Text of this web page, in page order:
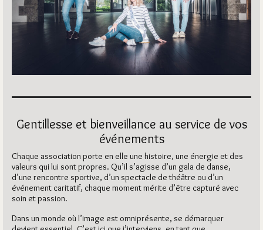
Gentillesse et bienveillance au service de vos
événements
Chaque association porte en elle une histoire, une énergie et des
valeurs qui lui sont propres. Qu’il s’agisse d’un gala de danse,
d’une rencontre sportive, d’un spectacle de théâtre ou d’un
événement caritatif, chaque moment mérite d’être capturé avec
soin et passion.
Dans un monde où l’image est omniprésente, se démarquer